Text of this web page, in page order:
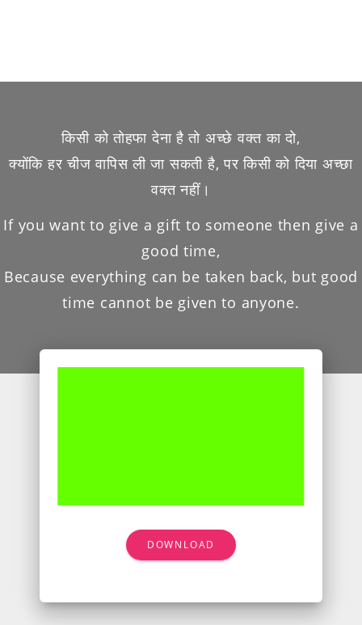
किसी को तोहफा देना है तो अच्छे वक्त का दो,
क्योंकि हर चीज वापिस ली जा सकती है, पर किसी को दिया अच्छा
वक्त नहीं।
If you want to give a gift to someone then give a
good time,
Because everything can be taken back, but good
time cannot be given to anyone.
DOWNLOAD